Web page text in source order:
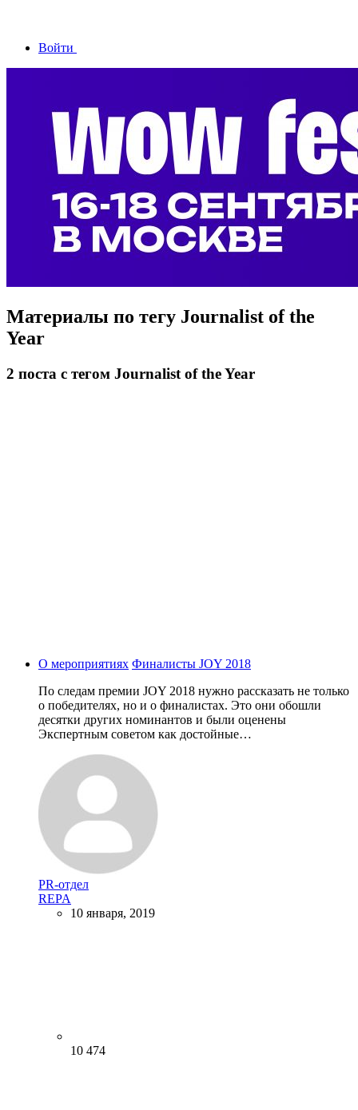
Войти
Материалы по тегу Journalist of the
Year
2 поста с тегом Journalist of the Year
О мероприятиях Финалисты JOY 2018
По следам премии JOY 2018 нужно рассказать не только
о победителях, но и о финалистах. Это они обошли
десятки других номинантов и были оценены
Экспертным советом как достойные…
PR-отдел
REPA
10 января, 2019
10 474